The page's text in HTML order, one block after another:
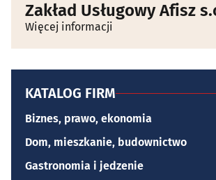
Zakład Usługowy Afisz
Więcej informacji
KATALOG FIRM
Biznes, prawo, ekonomia
Dom, mieszkanie, budownictwo
Gastronomia i jedzenie